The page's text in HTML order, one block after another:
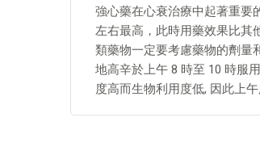
強心藥在心衰治療中起著重要
左右最高，此時用藥效果比其
類藥物一定要考慮藥物的劑量
地高辛於上午 8 時至 10 時服
度高而生物利用度低, 因此上